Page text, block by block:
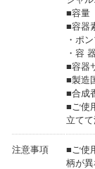
■容量
■容器
・ポ
・容
■容器
■製造
■合成
■ご使
立て
注意事項
■ご使
柄が